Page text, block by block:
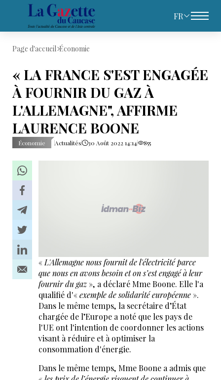
FR
Page d'accueil Économie
« LA FRANCE S'EST ENGAGÉE
À FOURNIR DU GAZ À
L'ALLEMAGNE", AFFIRME
LAURENCE BOONE
Économie Actualités 30 Août 2022 14:14 855
« L'Allemagne nous fournit de l'électricité parce
que nous en avons besoin et on s’est engagé à leur
fournir du gaz», a déclaré Mme Boone. Elle l'a
qualifié d'«exemple de solidarité européenne».
Dans le même temps, la secrétaire d’État
chargée de l’Europe a noté que les pays de
l'UE ont l'intention de coordonner les actions
visant à réduire et à optimiser la
consommation d'énergie.
Dans le même temps, Mme Boone a admis que